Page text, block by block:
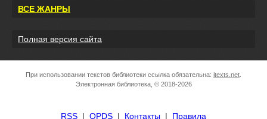
ВСЕ ЖАНРЫ
Полная версия сайта
При использовании текстов библиотеки ссылка обязательна: itexts.net
Электронная библиотека, © 2018-2026
RSS | OPDS | Контакты | Правила